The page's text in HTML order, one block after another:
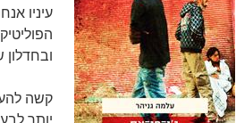
עיניו
קשה